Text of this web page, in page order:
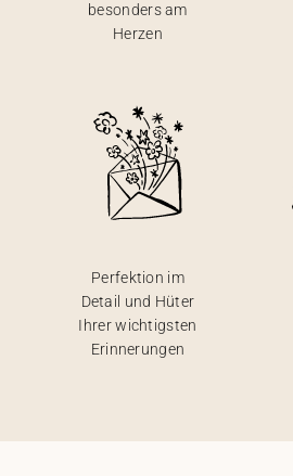
besonders am
Herzen
Perfektion im
Detail und Hüter
Ihrer wichtigsten
Erinnerungen